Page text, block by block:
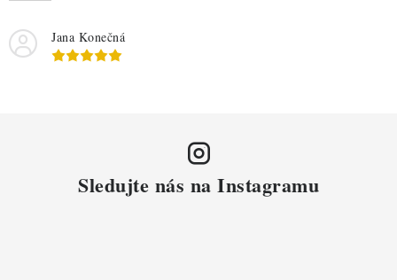
Jana Konečná
Sledujte nás na Instagramu